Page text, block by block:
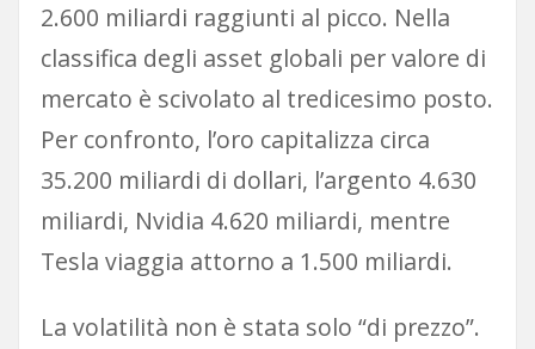
2.600 miliardi raggiunti al picco. Nella
classifica degli asset globali per valore di
mercato è scivolato al tredicesimo posto.
Per confronto, l’oro capitalizza circa
35.200 miliardi di dollari, l’argento 4.630
miliardi, Nvidia 4.620 miliardi, mentre
Tesla viaggia attorno a 1.500 miliardi.
La volatilità non è stata solo “di prezzo”.